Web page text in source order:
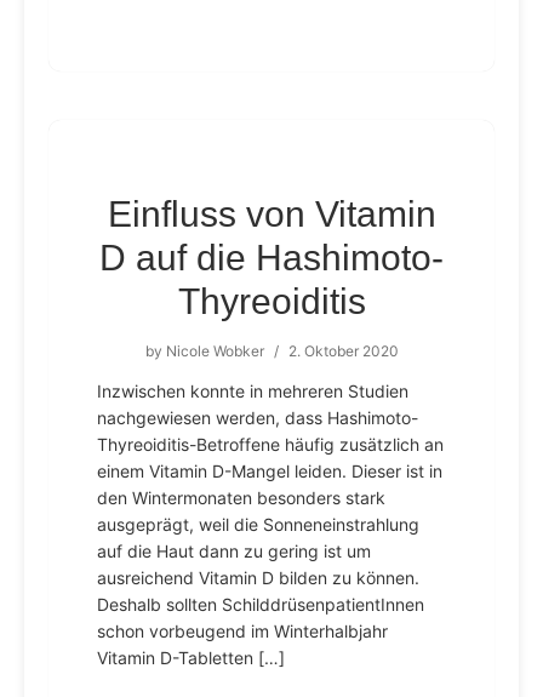
Einfluss von Vitamin
D auf die Hashimoto-
Thyreoiditis
by Nicole Wobker / 2. Oktober 2020
Inzwischen konnte in mehreren Studien
nachgewiesen werden, dass Hashimoto-
Thyreoiditis-Betroffene häufig zusätzlich an
einem Vitamin D-Mangel leiden. Dieser ist in
den Wintermonaten besonders stark
ausgeprägt, weil die Sonneneinstrahlung
auf die Haut dann zu gering ist um
ausreichend Vitamin D bilden zu können.
Deshalb sollten SchilddrüsenpatientInnen
schon vorbeugend im Winterhalbjahr
Vitamin D-Tabletten […]